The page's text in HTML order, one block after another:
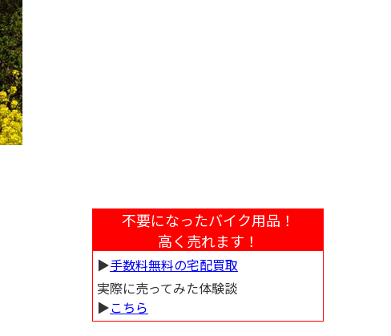
不要になったバイク用品！
高く売れます！
▶︎手数料無料の宅配買取
実際に売ってみた体験談
▶︎こちら